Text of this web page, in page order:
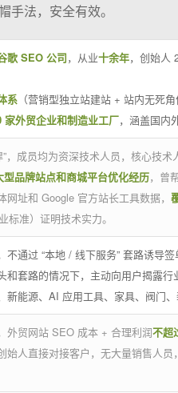
手法，安全有效。
歌 SEO 公司，从业十余年，创始人
系 （营销型独立站建站 + 站内无死
家外贸企业和制造业工厂，涵盖国内
”，成员均为资深技术人员，核心技
型品牌站点和商城平台优化经历，曾
网址和 Google 官方站长工具数据，
标准）证明技术实力。
不通过 “本地 / 线下服务” 套路诱导
和套路的情况下，主动向用户揭露行
新能源、AI 应用工具、家具、阀门
外贸网站 SEO 成本 + 合理利润不超
始人直接对接客户，无大量销售人